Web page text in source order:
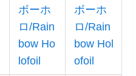
ボーホ
ロ/Rain
bow Ho
lofoil
ボーホ
ロ/Rain
bow Hol
ofoil